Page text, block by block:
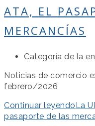
ATA, EL
MERCANCÍAS
Categoría de la
Noticias de comercio
febrero/2026
Continuar leyendoLa
pasaporte de las